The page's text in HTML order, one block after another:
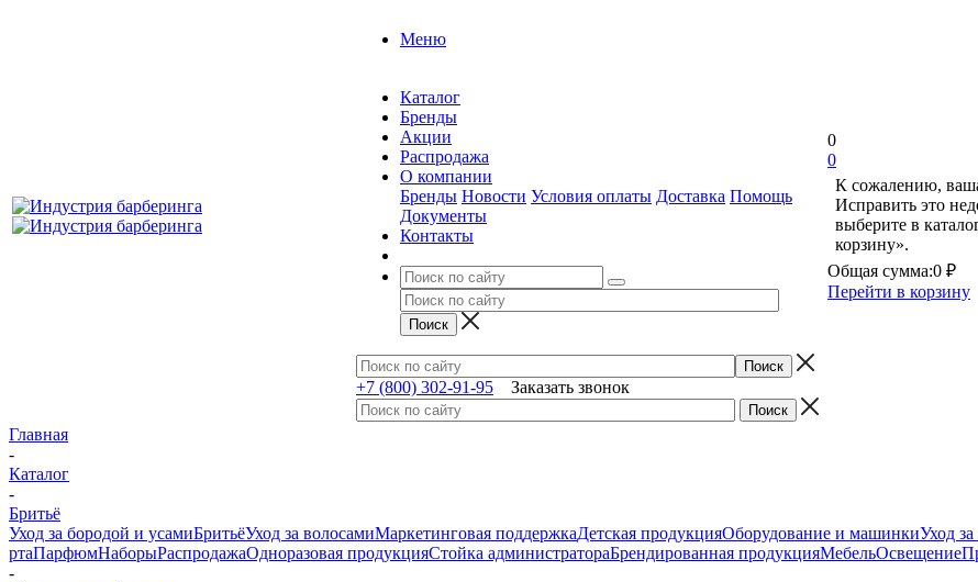
Меню
Каталог
Бренды
Акции
Распродажа
О компании
Бренды Новости Условия оплаты Доставка Помощь
Документы
Контакты
+7 (800) 302-91-95 Заказать звонок
0
0
К сожалению,
Исправить это
выберите в
корзину».
Общая сумма:0 ₽
Перейти в корзину
Главная
-
Каталог
-
Бритьё
Уход за бородой и усамиБритьёУход за волосамиМаркетинговая поддержкаДетская продукцияОборудование и машинкиУход
ртаПарфюмНаборыРаспродажаОдноразовая продукцияСтойка администратораБрендированная продукцияМебельОсвещение
-